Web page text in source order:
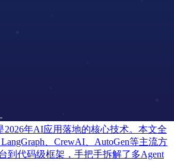
2026年AI应用落地的核心技术。本文全
、CrewAI、AutoGen等主流方
到代码级框架，手把手拆解了多Agent